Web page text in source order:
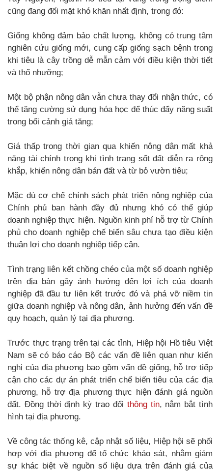
cũng đang đối mặt khó khăn nhất định, trong đó:
Giống không đảm bảo chất lượng, không có trung tâm
nghiên cứu giống mới, cung cấp giống sạch bệnh trong
khi tiêu là cây trồng dễ mẫn cảm với điều kiện thời tiết
và thổ nhưỡng;
Một bộ phận nông dân vẫn chưa thay đổi nhận thức, có
thể tăng cường sử dụng hóa học để thúc đẩy năng suất
trong bối cảnh giá tăng;
Giá thấp trong thời gian qua khiến nông dân mất khả
năng tài chính trong khi tình trạng sốt đất diễn ra rộng
khắp, khiến nông dân bán đất và từ bỏ vườn tiêu;
Mặc dù cơ chế chính sách phát triển nông nghiệp của
Chính phủ ban hành đầy đủ nhưng khó có thể giúp
doanh nghiệp thực hiện. Nguồn kinh phí hỗ trợ từ Chính
phủ cho doanh nghiệp chế biến sâu chưa tạo điều kiện
thuận lợi cho doanh nghiệp tiếp cận.
Tình trạng liên kết chồng chéo của một số doanh nghiệp
trên địa bàn gây ảnh hưởng đến lợi ích của doanh
nghiệp đã đầu tư liên kết trước đó và phá vỡ niềm tin
giữa doanh nghiệp và nông dân, ảnh hưởng đến vấn đề
quy hoạch, quản lý tại địa phương.
Trước thực trạng trên tại các tỉnh, Hiệp hội Hồ tiêu Việt
Nam sẽ có báo cáo Bộ các vấn đề liên quan như kiến
nghị của địa phương bao gồm vấn đề giống, hỗ trợ tiếp
cận cho các dự án phát triển chế biến tiêu của các địa
phương, hỗ trợ địa phương thực hiện đánh giá nguồn
đất. Đồng thời định kỳ trao đổi thông tin, nắm bắt tình
hình tại địa phương.
Về công tác thống kê, cập nhật số liệu, Hiệp hội sẽ phối
hợp với địa phương để tổ chức khảo sát, nhằm giảm
sự khác biệt về nguồn số liệu dựa trên đánh giá của